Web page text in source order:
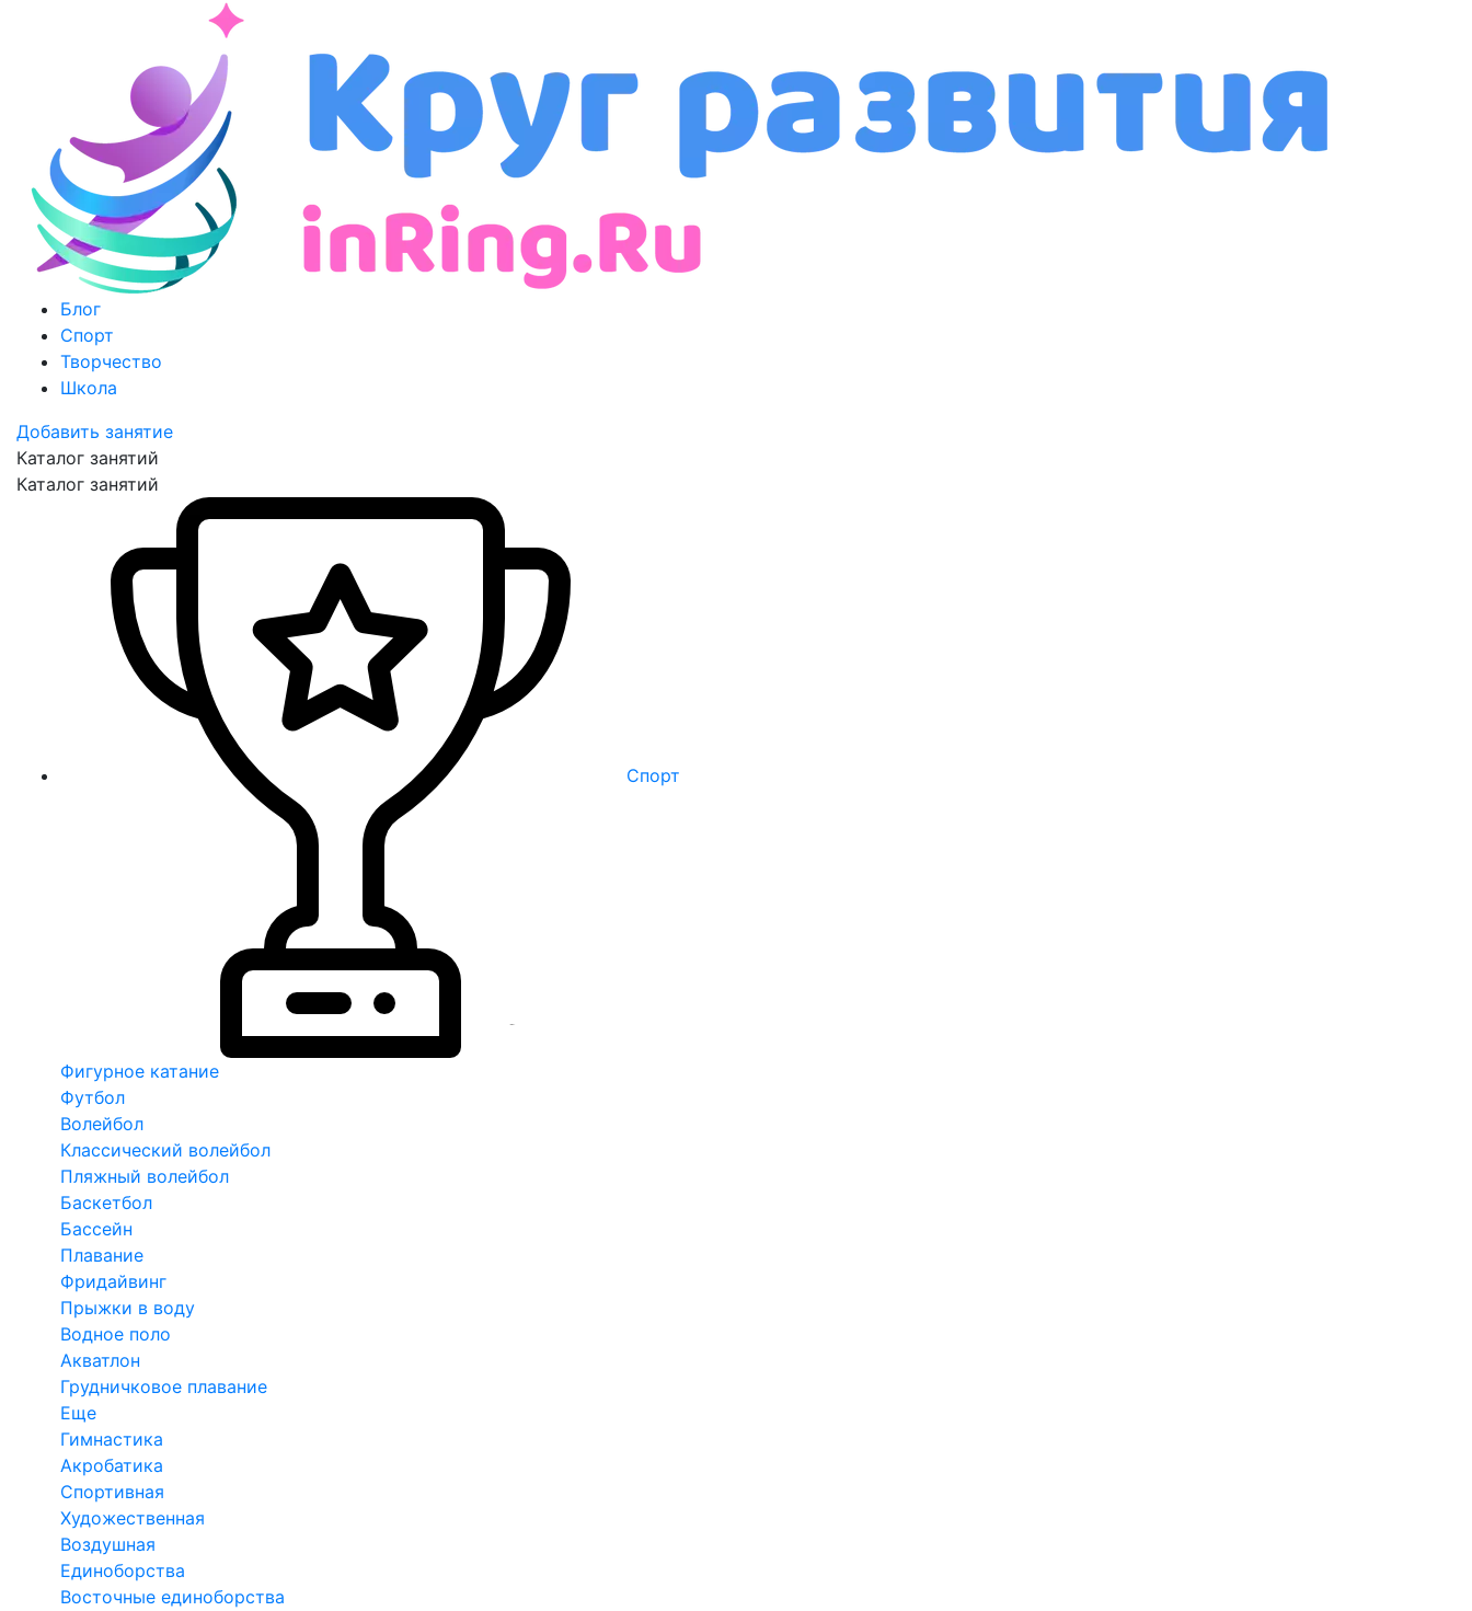
Блог
Спорт
Творчество
Школа
Добавить занятие
Каталог занятий
Каталог занятий
Спорт
Фигурное катание
Футбол
Волейбол
Классический волейбол
Пляжный волейбол
Баскетбол
Бассейн
Плавание
Фридайвинг
Прыжки в воду
Водное поло
Акватлон
Грудничковое плавание
Еще
Гимнастика
Акробатика
Спортивная
Художественная
Воздушная
Единоборства
Восточные единоборства